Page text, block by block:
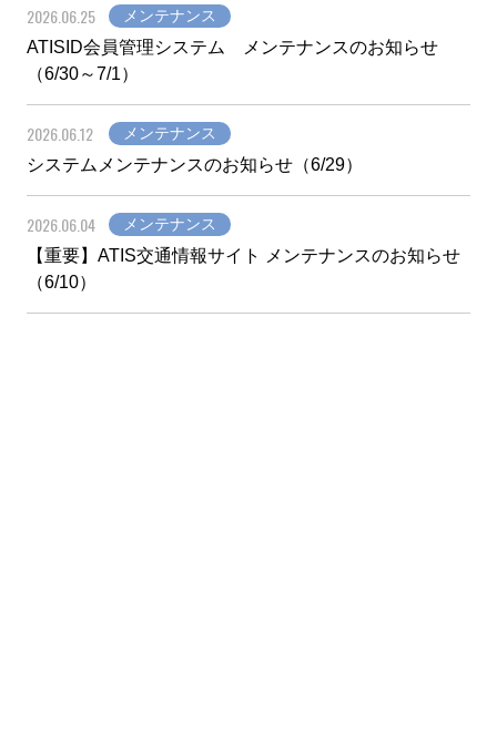
2026.06.25 メンテナンス
ATISID会員管理システム メンテナンスのお知らせ
（6/30～7/1）
2026.06.12 メンテナンス
システムメンテナンスのお知らせ（6/29）
2026.06.04 メンテナンス
【重要】ATIS交通情報サイト メンテナンスのお知らせ
（6/10）